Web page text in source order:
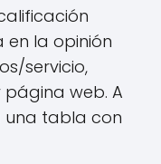
en la opinión
servicio,
página web. A
una tabla con